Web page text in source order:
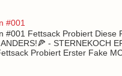
#001
#001 Fettsack Probiert Diese
- STERNEKOCH
Probiert Erster Fake